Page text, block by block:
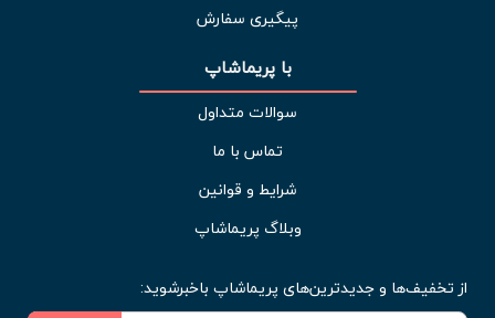
پیگیری سفارش
با پریماشاپ
سوالات متداول
تماس با ما
شرایط و قوانین
وبلاگ پریماشاپ
از تخفیف‌ها و جدیدترین‌های پریماشاپ باخبرشوید: